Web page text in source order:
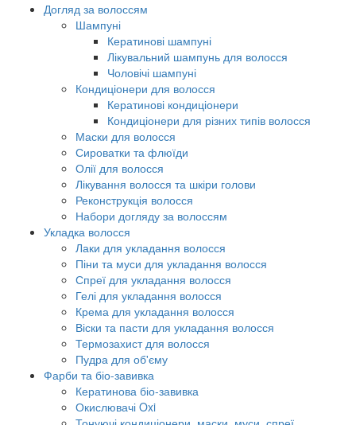
Догляд за волоссям
Шампуні
Кератинові шампуні
Лікувальний шампунь для волосся
Чоловічі шампуні
Кондиціонери для волосся
Кератинові кондиціонери
Кондиціонери для різних типів волосся
Маски для волосся
Сироватки та флюїди
Олії для волосся
Лікування волосся та шкіри голови
Реконструкція волосся
Набори догляду за волоссям
Укладка волосся
Лаки для укладання волосся
Піни та муси для укладання волосся
Спреї для укладання волосся
Гелі для укладання волосся
Крема для укладання волосся
Віски та пасти для укладання волосся
Термозахист для волосся
Пудра для об'єму
Фарби та біо-завивка
Кератинова біо-завивка
Окислювачі Oxi